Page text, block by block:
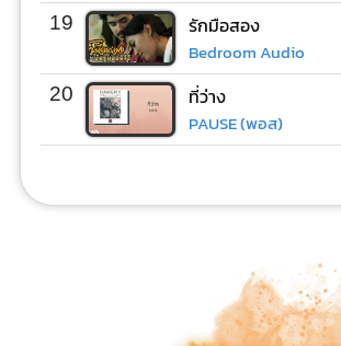
19 รักมือสอง
Bedroom Audio
20 ที่ว่าง
PAUSE (พอส)